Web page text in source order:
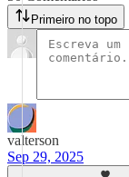
Primeiro no topo
valterson
Sep 29, 2025